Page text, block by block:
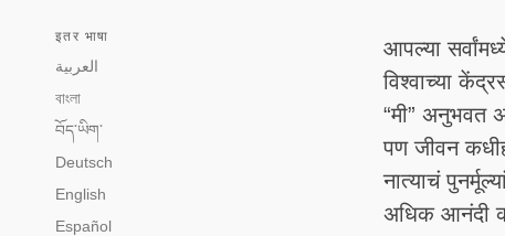
इतर भाषा
العربية
বাংলা
བོད་ཡིག་
Deutsch
English
Español
आपल्या
विश्वाच्या
“मी” अनुभवत
पण जीवन
नात्याचं
अधिक आनंदी